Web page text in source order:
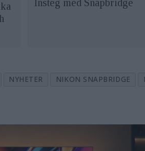
Insteg med Snapbridge
NYHETER NIKON SNAPBRIDGE